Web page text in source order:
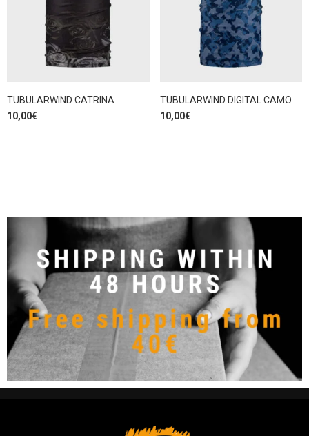
TUBULARWIND CATRINA
10,00€
TUBULARWIND DIGITAL CAMO
10,00€